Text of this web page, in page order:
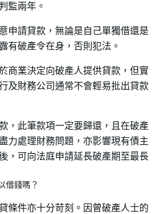
監兩年。
申請貸款，無論是自己單獨借還是
有破產令在身，否則犯法。
商業決定向破產人提供貸款，但實
及財務公司通常不會輕易批出貸款
，此筆款項一定要歸還，且在破產
力處理財務問題，亦影響現有債主
，可向法庭申請延長破產期至最長
借錢嗎？
條件亦十分苛刻。因曾破產人士的